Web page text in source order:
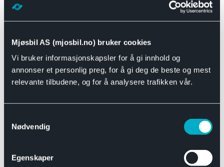
Mjøsbil AS (mjosbil.no) bruker cookies
Vi bruker informasjonskapsler for å gi innhold og
annonser et personlig preg, for å gi deg de beste og mest
relevante tilbudene, og for å analysere trafikken vår.
Nødvendig
Egenskaper
Motor og drivverk
Se alle Universal
Bremsedeler
Se alle Bremsedeler
Bremsenippler
Drivline og motor
Se alle Drivline og motor
Eksosanlegg